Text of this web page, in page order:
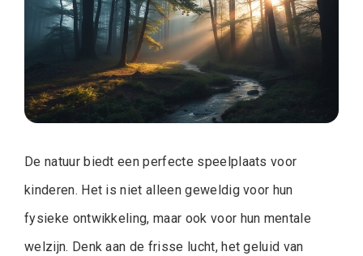
De natuur biedt een perfecte speelplaats voor
kinderen. Het is niet alleen geweldig voor hun
fysieke ontwikkeling, maar ook voor hun mentale
welzijn. Denk aan de frisse lucht, het geluid van